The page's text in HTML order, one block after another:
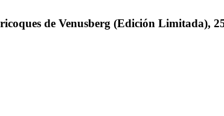
de Venusberg (Edición Limitada),